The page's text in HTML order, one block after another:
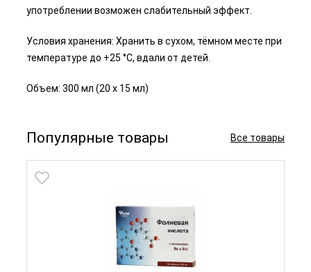
употреблении возможен слабительный эффект.
Условия хранения: Хранить в сухом, тёмном месте при
температуре до +25 °C, вдали от детей.
Объем: 300 мл (20 x 15 мл)
Популярные товары Все товары